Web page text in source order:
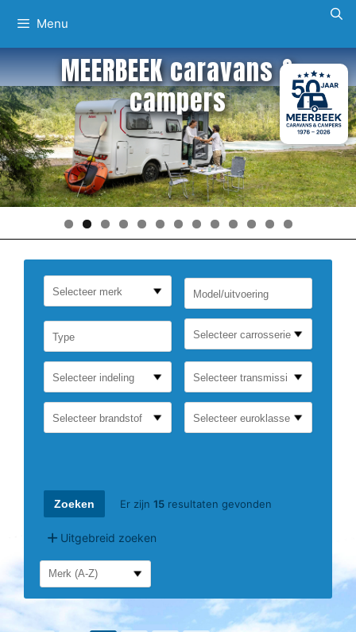
naar
de
inhoud
Menu
MEERBEEK caravans &
campers
Selecteer merk
Selecteer carrosserie
Selecteer indeling
Selecteer brandstof Selecteer euroklasse
Er zijn 15 resultaten gevonden
Uitgebreid zoeken